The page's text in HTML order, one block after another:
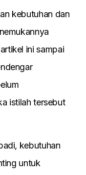
kebutuhan dan
ini sampai
istilah tersebut
kebutuhan
untuk